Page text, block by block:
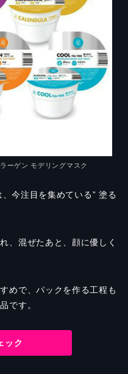
ーゲン モデリングマスク
今注目を集めている” 塗る
、混ぜたあと、顔に優しく
めで、パックを作る工程も
です。
ック